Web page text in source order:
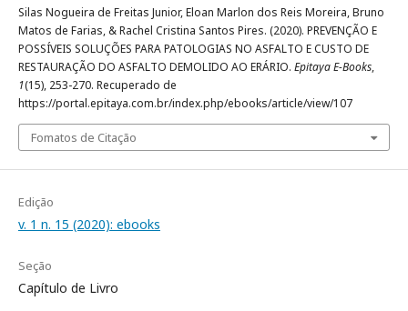
Silas Nogueira de Freitas Junior, Eloan Marlon dos Reis Moreira, Bruno
Matos de Farias, & Rachel Cristina Santos Pires. (2020). PREVENÇÃO E
POSSÍVEIS SOLUÇÕES PARA PATOLOGIAS NO ASFALTO E CUSTO DE
RESTAURAÇÃO DO ASFALTO DEMOLIDO AO ERÁRIO. Epitaya E-Books,
1(15), 253-270. Recuperado de
https://portal.epitaya.com.br/index.php/ebooks/article/view/107
Fomatos de Citação
Edição
v. 1 n. 15 (2020): ebooks
Seção
Capítulo de Livro